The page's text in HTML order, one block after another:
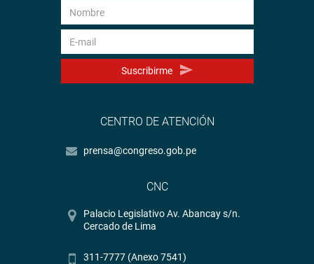
Suscribirme
CENTRO DE ATENCIÓN
prensa@congreso.gob.pe
CNC
Palacio Legislativo Av. Abancay s/n.
Cercado de Lima
311-7777 (Anexo 7541)